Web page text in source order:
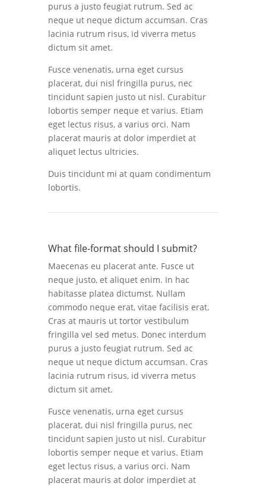
purus a justo feugiat rutrum. Sed ac
neque ut neque dictum accumsan. Cras
lacinia rutrum risus, id viverra metus
dictum sit amet.
Fusce venenatis, urna eget cursus
placerat, dui nisl fringilla purus, nec
tincidunt sapien justo ut nisl. Curabitur
lobortis semper neque et varius. Etiam
eget lectus risus, a varius orci. Nam
placerat mauris at dolor imperdiet at
aliquet lectus ultricies.
Duis tincidunt mi at quam condimentum
lobortis.
What file-format should I submit?
Maecenas eu placerat ante. Fusce ut
neque justo, et aliquet enim. In hac
habitasse platea dictumst. Nullam
commodo neque erat, vitae facilisis erat.
Cras at mauris ut tortor vestibulum
fringilla vel sed metus. Donec interdum
purus a justo feugiat rutrum. Sed ac
neque ut neque dictum accumsan. Cras
lacinia rutrum risus, id viverra metus
dictum sit amet.
Fusce venenatis, urna eget cursus
placerat, dui nisl fringilla purus, nec
tincidunt sapien justo ut nisl. Curabitur
lobortis semper neque et varius. Etiam
eget lectus risus, a varius orci. Nam
placerat mauris at dolor imperdiet at